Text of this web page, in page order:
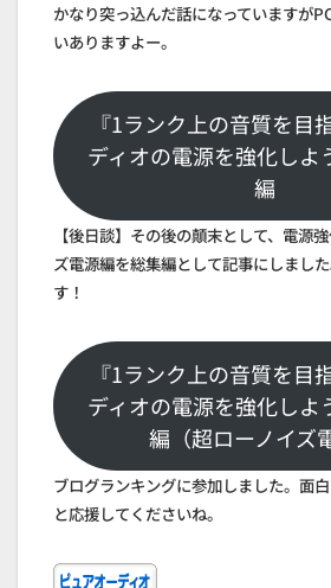
かなり突っ込んだ話になっていますが
いありますよー。
『1ランク上の音質を目
ディオの電源を強化しよ
編
【後日談】その後の顛末として、電源
ズ電源編を総集編として記事にしまし
す！
『1ランク上の音質を目
ディオの電源を強化しよ
編（超ローノイズ
ブログランキングに参加しました。面
と応援してくださいね。